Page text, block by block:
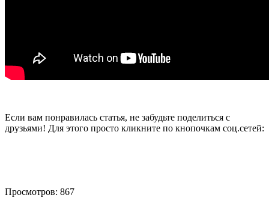
Если вам понравилась статья, не забудьте поделиться с
друзьями! Для этого просто кликните по кнопочкам соц.сетей:
Просмотров: 867